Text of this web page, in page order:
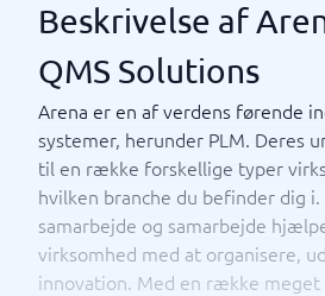
Beskrivelse af
QMS Solutions
Arena er en af ​​verdens førende
systemer, herunder PLM. Deres
til en række forskellige typer
hvilken branche du befinder dig
samarbejde og samarbejde
virksomhed med at organisere,
innovation. Med en række